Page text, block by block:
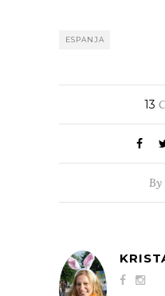
ESPANJA
13
By